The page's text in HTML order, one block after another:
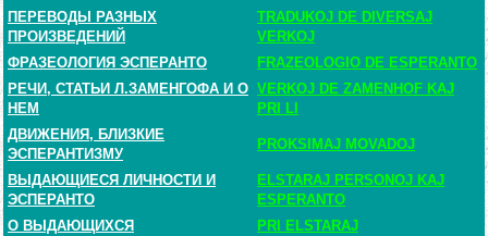
ПЕРЕВОДЫ РАЗНЫХ
ПРОИЗВЕДЕНИЙ
TRADUKOJ DE DIVERSAJ
VERKOJ
ФРАЗЕОЛОГИЯ ЭСПЕРАНТО
FRAZEOLOGIO DE ESPERANTO
РЕЧИ, СТАТЬИ Л.ЗАМЕНГОФА И О
НЕМ
VERKOJ DE ZAMENHOF KAJ
PRI LI
ДВИЖЕНИЯ, БЛИЗКИЕ
ЭСПЕРАНТИЗМУ
PROKSIMAJ MOVADOJ
ВЫДАЮЩИЕСЯ ЛИЧНОСТИ И
ЭСПЕРАНТО
ELSTARAJ PERSONOJ KAJ
ESPERANTO
О ВЫДАЮЩИХСЯ
PRI ELSTARAJ